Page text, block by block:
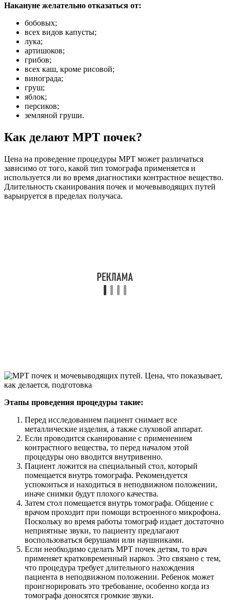
Накануне желательно отказаться от:
бобовых;
всех видов капусты;
лука;
артишоков;
грибов;
всех каш, кроме рисовой;
винограда;
груш;
яблок;
персиков;
земляной груши.
Как делают МРТ почек?
Цена на проведение процедуры МРТ может различаться
зависимо от того, какой тип томографа применяется и
используется ли во время диагностики контрастное вещество.
Длительность сканирования почек и мочевыводящих путей
варьируется в пределах получаса.
Этапы проведения процедуры такие:
Перед исследованием пациент снимает все
металлические изделия, а также слуховой аппарат.
Если проводится сканирование с применением
контрастного вещества, то перед началом этой
процедуры оно вводится внутривенно.
Пациент ложится на специальный стол, который
помещается внутрь томографа. Рекомендуется
успокоиться и находиться в неподвижном положении,
иначе снимки будут плохого качества.
Затем стол помещается внутрь томографа. Общение с
врачом проходит при помощи встроенного микрофона.
Поскольку во время работы томограф издает достаточно
неприятные звуки, то пациенту предлагают
воспользоваться берушами или наушниками.
Если необходимо сделать МРТ почек детям, то врач
применяет кратковременный наркоз. Это связано с тем,
что процедура требует длительного нахождения
пациента в неподвижном положении. Ребенок может
проигнорировать это требование, особенно когда из
томографа доносятся громкие звуки.